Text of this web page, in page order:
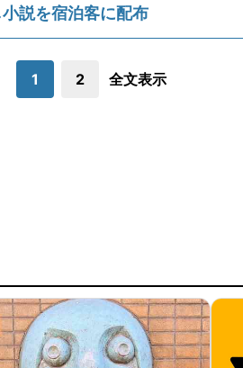
説を宿泊客に配布
1 2 全文表示